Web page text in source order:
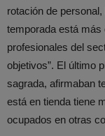
rotación de
temporada está más
profesionales del
objetivos”. El último
sagrada, afirmaban
está en tienda tiene
ocupados en otras